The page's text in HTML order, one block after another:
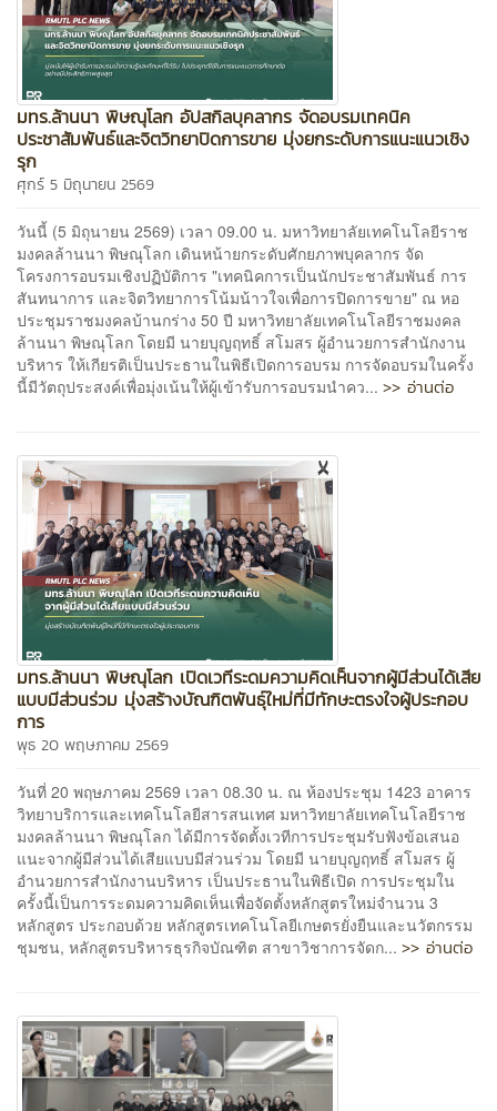
มทร.ล้านนา พิษณุโลก อัปสกิลบุคลากร จัดอบรมเทคนิค
ประชาสัมพันธ์และจิตวิทยาปิดการขาย มุ่งยกระดับการแนะแนวเชิง
รุก
ศุกร์ 5 มิถุนายน 2569
วันนี้ (5 มิถุนายน 2569) เวลา 09.00 น. มหาวิทยาลัยเทคโนโลยีราช
มงคลล้านนา พิษณุโลก เดินหน้ายกระดับศักยภาพบุคลากร จัด
โครงการอบรมเชิงปฏิบัติการ "เทคนิคการเป็นนักประชาสัมพันธ์ การ
สันทนาการ และจิตวิทยาการโน้มน้าวใจเพื่อการปิดการขาย" ณ หอ
ประชุมราชมงคลบ้านกร่าง 50 ปี มหาวิทยาลัยเทคโนโลยีราชมงคล
ล้านนา พิษณุโลก โดยมี นายบุญฤทธิ์ สโมสร ผู้อำนวยการสำนักงาน
บริหาร ให้เกียรติเป็นประธานในพิธีเปิดการอบรม การจัดอบรมในครั้ง
นี้มีวัตถุประสงค์เพื่อมุ่งเน้นให้ผู้เข้ารับการอบรมนำคว... >> อ่านต่อ
มทร.ล้านนา พิษณุโลก เปิดเวทีระดมความคิดเห็นจากผู้มีส่วนได้เสีย
แบบมีส่วนร่วม มุ่งสร้างบัณฑิตพันธุ์ใหม่ที่มีทักษะตรงใจผู้ประกอบ
การ
พุธ 20 พฤษภาคม 2569
วันที่ 20 พฤษภาคม 2569 เวลา 08.30 น. ณ ห้องประชุม 1423 อาคาร
วิทยาบริการและเทคโนโลยีสารสนเทศ มหาวิทยาลัยเทคโนโลยีราช
มงคลล้านนา พิษณุโลก ได้มีการจัดตั้งเวทีการประชุมรับฟังข้อเสนอ
แนะจากผู้มีส่วนได้เสียแบบมีส่วนร่วม โดยมี นายบุญฤทธิ์ สโมสร ผู้
อำนวยการสำนักงานบริหาร เป็นประธานในพิธีเปิด การประชุมใน
ครั้งนี้เป็นการระดมความคิดเห็นเพื่อจัดตั้งหลักสูตรใหม่จำนวน 3
หลักสูตร ประกอบด้วย หลักสูตรเทคโนโลยีเกษตรยั่งยืนและนวัตกรรม
ชุมชน, หลักสูตรบริหารธุรกิจบัณฑิต สาขาวิชาการจัดก... >> อ่านต่อ